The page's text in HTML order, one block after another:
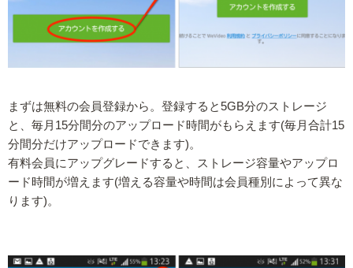
まずは無料の会員登録から。登録すると5GB分のストレージ
と、毎月15分間分のアップロード時間がもらえます(毎月合計15
分間分だけアップロードできます)。
有料会員にアップグレードすると、ストレージ容量やアップロ
ード時間が増えます(増える容量や時間は会員種別によって異な
ります)。